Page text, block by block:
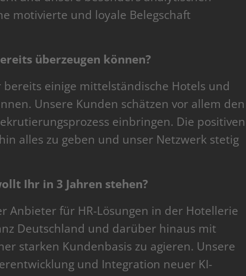
motivierte und loyale Belegschaft
überzeugen können?
einige mittelständische Hotels und
Unsere Kunden schätzen vor allem den
einbringen. Die positiven
alles zu geben und unser Netzwerk stetig
Ihr in 3 Jahren stehen?
Anbieter für HR-Lösungen in der Hotellerie
Deutschland und darüber hinaus mit
starken Kundenbasis zu agieren. Unsere
und Integration neuer KI-